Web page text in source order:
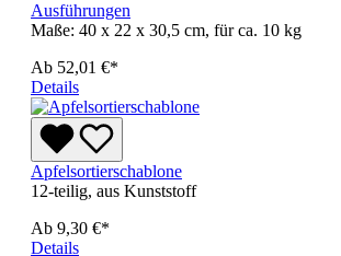
Ausführungen
Maße: 40 x 22 x 30,5 cm, für ca. 10 kg
Ab 52,01 €*
Details
Apfelsortierschablone
12-teilig, aus Kunststoff
Ab 9,30 €*
Details